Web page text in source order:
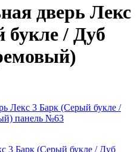
дверь Лекс
/ Дуб